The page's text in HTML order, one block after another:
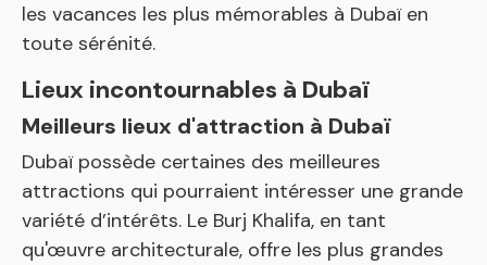
les vacances les plus mémorables à Dubaï en
toute sérénité.
Lieux incontournables à Dubaï
Meilleurs lieux d'attraction à Dubaï
Dubaï possède certaines des meilleures
attractions qui pourraient intéresser une grande
variété d’intérêts. Le Burj Khalifa, en tant
qu'œuvre architecturale, offre les plus grandes